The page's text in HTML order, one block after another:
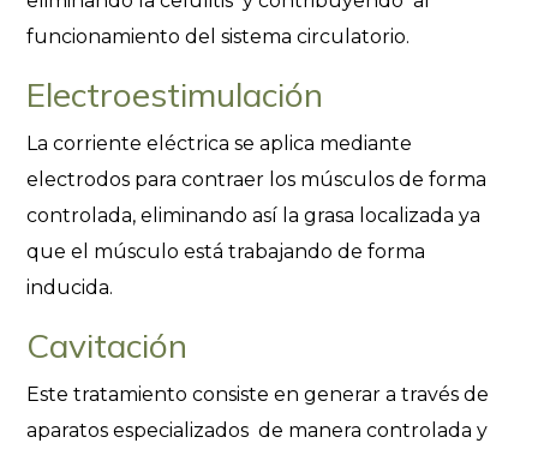
funcionamiento del sistema circulatorio.
Electroestimulación
La corriente eléctrica se aplica mediante
electrodos para contraer los músculos de forma
controlada, eliminando así la grasa localizada ya
que el músculo está trabajando de forma
inducida.
Cavitación
Este tratamiento consiste en generar a través de
aparatos especializados de manera controlada y